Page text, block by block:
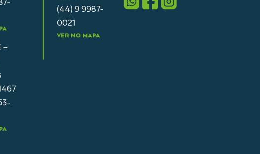
–
(44) 9 9987-
0021
VER NO MAPA